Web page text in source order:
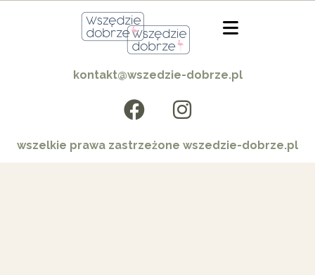
kontakt@wszedzie-dobrze.pl
wszelkie prawa zastrzeżone wszedzie-dobrze.pl